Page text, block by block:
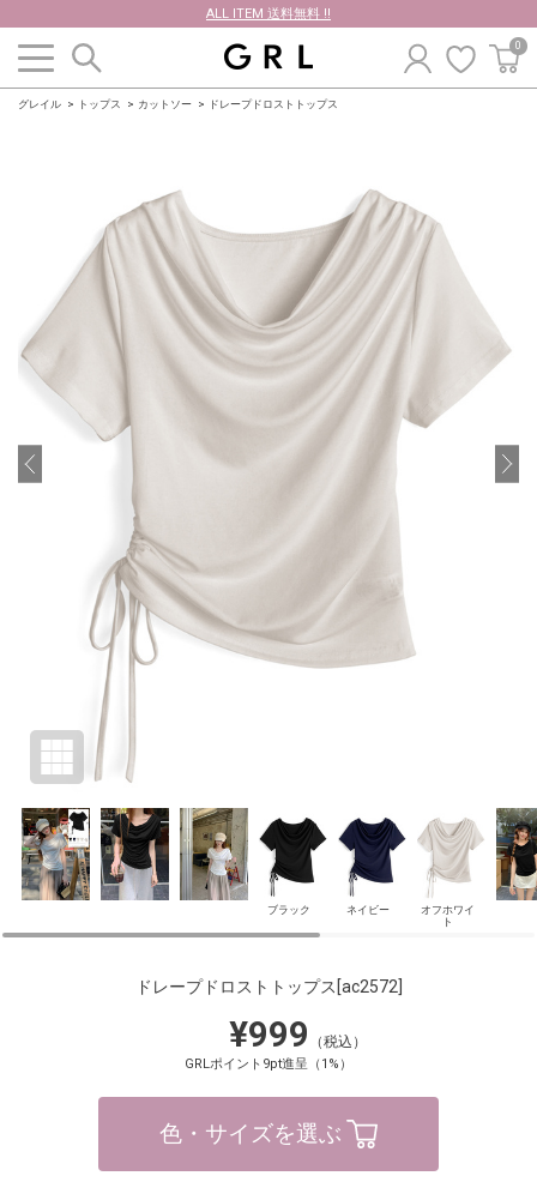
ALL ITEM 送料無料 !!
0
グレイル トップス カットソー ドレープドロストトップス
ブラック ネイビー
オフホワイ
ト
ドレープドロストトップス [ac2572]
¥999 （税込）
GRLポイント9pt進呈（1%）
色・サイズを選ぶ